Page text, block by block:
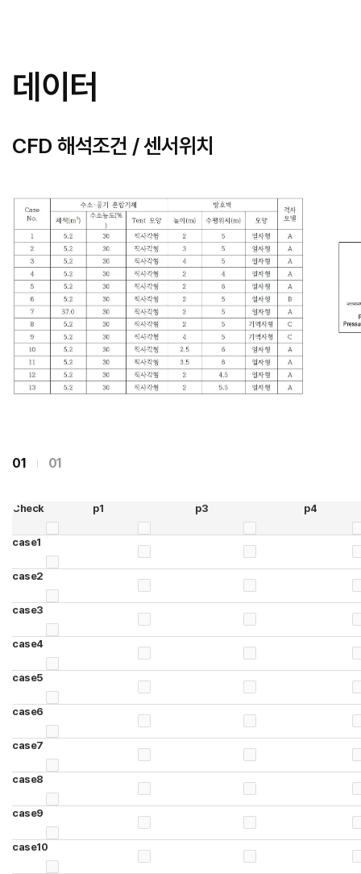
데이터
CFD 해석조건 / 센서위치
01 01
Check p1 p3 p4
case1
case2
case3
case4
case5
case6
case7
case8
case9
case10